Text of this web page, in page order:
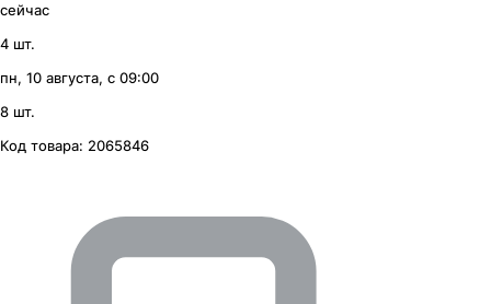
сейчас
4 шт.
пн, 10 августа, с 09:00
8 шт.
Код товара: 2065846